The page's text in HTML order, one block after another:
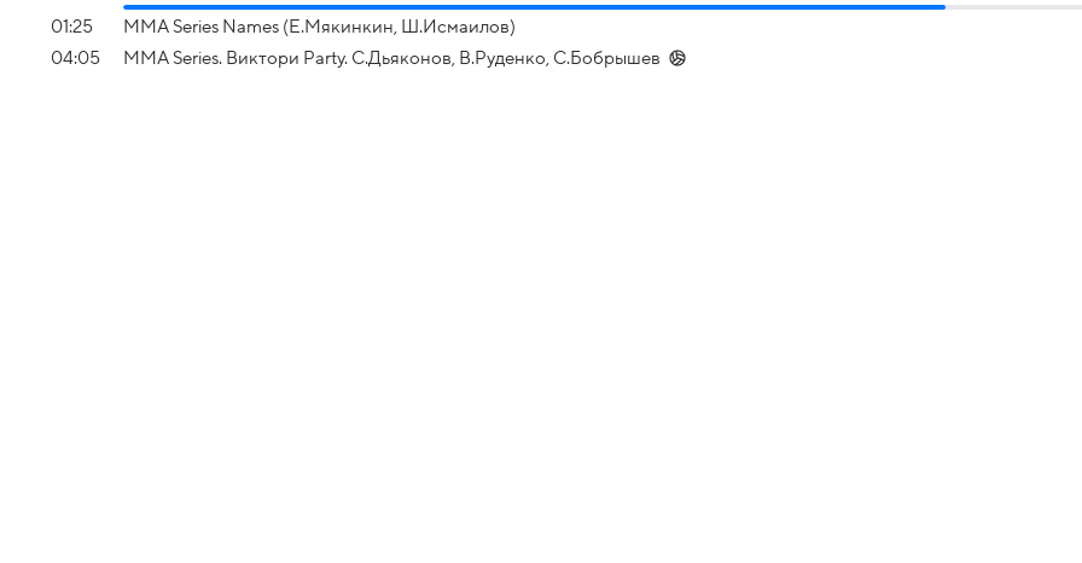
01:25
MMA Series Names (Е.Мякинкин, Ш.Исмаилов)
04:05
MMA Series. Виктори Party. С.Дьяконов, В.Руденко, С.Бобрышев